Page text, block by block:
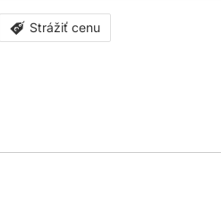
Strážiť cenu